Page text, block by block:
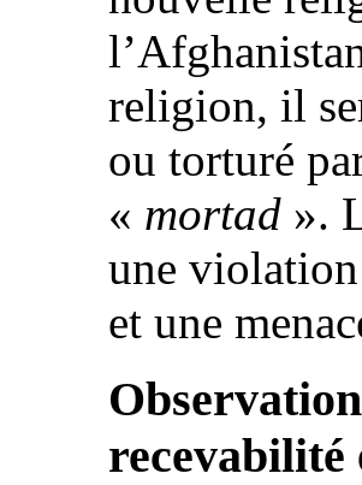
religion, il
ou torturé
« mortad ».
une
et une
recevabilité